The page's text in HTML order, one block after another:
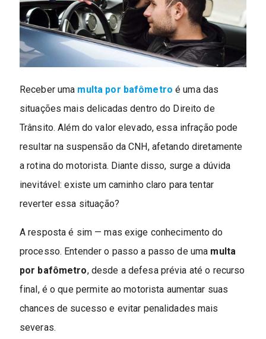
Receber uma multa por bafômetro é uma das
situações mais delicadas dentro do Direito de
Trânsito. Além do valor elevado, essa infração pode
resultar na suspensão da CNH, afetando diretamente
a rotina do motorista. Diante disso, surge a dúvida
inevitável: existe um caminho claro para tentar
reverter essa situação?
A resposta é sim — mas exige conhecimento do
processo. Entender o passo a passo de uma multa
por bafômetro, desde a defesa prévia até o recurso
final, é o que permite ao motorista aumentar suas
chances de sucesso e evitar penalidades mais
severas.